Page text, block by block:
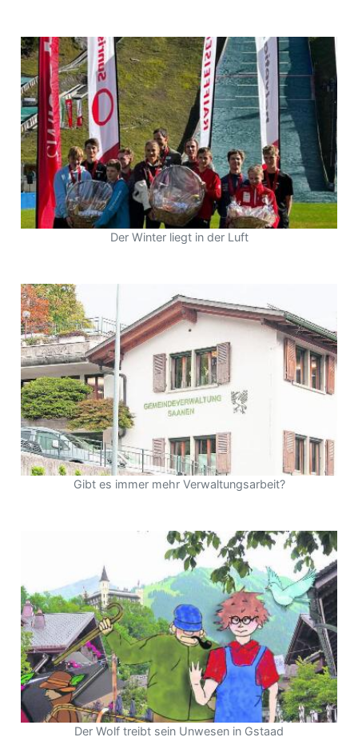
Der Winter liegt in der Luft
Gibt es immer mehr Verwaltungsarbeit?
Der Wolf treibt sein Unwesen in Gstaad